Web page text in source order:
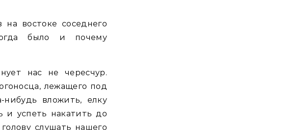
востоке соседнего
было и почему
нас не чересчур.
лежащего под
вложить, елку
и успеть накатить до
слушать нашего